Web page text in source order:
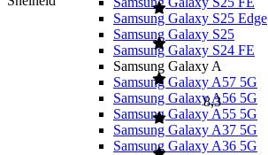
Samsung Galaxy S25 Edge
Samsung Galaxy S25
Samsung Galaxy S24 FE
Samsung Galaxy A
Samsung Galaxy A57 5G
Samsung Galaxy A56 5G
Samsung Galaxy A55 5G
Samsung Galaxy A37 5G
Samsung Galaxy A36 5G
8,3